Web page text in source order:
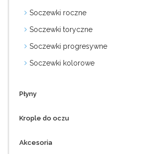
Soczewki roczne
Soczewki toryczne
Soczewki progresywne
Soczewki kolorowe
Płyny
Krople do oczu
Akcesoria